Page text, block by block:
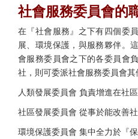
社會服務委員會的
在『社會服務』之下有四個委
展、環境保護，與服務夥伴。
會服務委員會之下的各委員會
社，則可委派社會服務委員會其
人類發展委員會 負責增進在社
社區發展委員會 從事於能改善
環境保護委員會 集中全力於『保